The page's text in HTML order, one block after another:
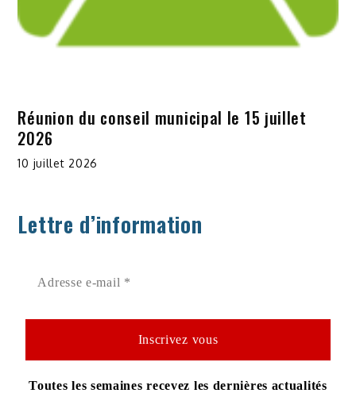
Réunion du conseil municipal le 15 juillet
2026
10 juillet 2026
Lettre d’information
Toutes les semaines recevez les dernières actualités